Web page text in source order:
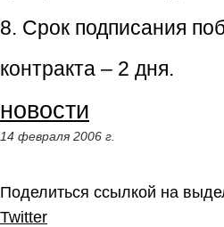
8. Срок подписания
контракта – 2 дня.
новости
14 февраля 2006 г.
Поделиться ссылкой на
Twitter